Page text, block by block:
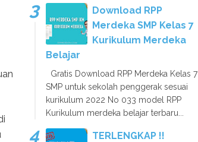
Download RPP
Merdeka SMP Kelas 7
Kurikulum Merdeka
Belajar
Gratis Download RPP Merdeka Kelas 7
SMP untuk sekolah penggerak sesuai
kurikulum 2022 No 033 model RPP
Kurikulum merdeka belajar terbaru...
TERLENGKAP !!